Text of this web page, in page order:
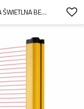
QM300-10-2990-2BB｜KURTYNA ŚWIETLNA BEZPIECZEŃSTWA ZASŁONY ŚWIETLNE BEZPIECZEŃSTWA｜DADISICK